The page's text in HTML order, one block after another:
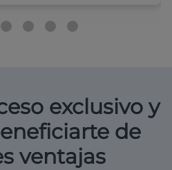
exclusivo y
de
ventajas